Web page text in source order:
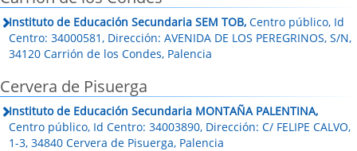
Instituto de Educación Secundaria SEM TOB, Centro público, Id
Centro: 34000581, Dirección: AVENIDA DE LOS PEREGRINOS, S/N,
34120 Carrión de los Condes, Palencia
Cervera de Pisuerga
Instituto de Educación Secundaria MONTAÑA PALENTINA,
Centro público, Id Centro: 34003890, Dirección: C/ FELIPE CALVO,
1-3, 34840 Cervera de Pisuerga, Palencia